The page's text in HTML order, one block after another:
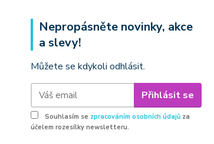
Nepropásněte novinky, akce
a slevy!
Můžete se kdykoli odhlásit.
Přihlásit se
Souhlasím se zpracováním osobních údajů za
účelem rozesílky newsletteru.